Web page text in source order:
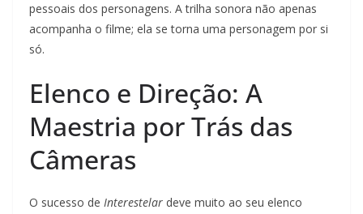
pessoais dos personagens. A trilha sonora não apenas
acompanha o filme; ela se torna uma personagem por si
só.
Elenco e Direção: A
Maestria por Trás das
Câmeras
O sucesso de Interestelar deve muito ao seu elenco